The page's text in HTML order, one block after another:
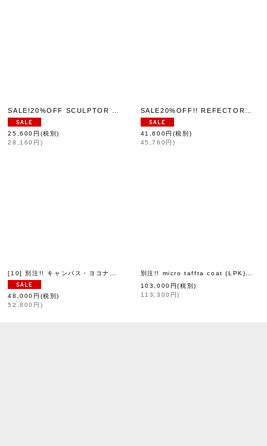
YAB-YUM ]
25,600 円 (税別)
28,160 円 )
41,600円 (税別)
45,760 円 )
] [ eb.a.gos
48,000 円 (税別)
52,800 円 )
103,000 円(税別)
113,300 円)